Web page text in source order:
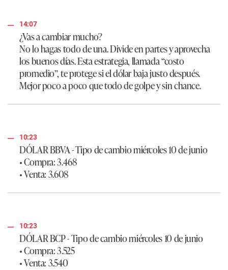
14:07
¿Vas a cambiar mucho?
No lo hagas todo de una. Divide en partes y aprovecha
los buenos días. Esta estrategia, llamada “costo
promedio”, te protege si el dólar baja justo después.
Mejor poco a poco que todo de golpe y sin chance.
10:23
DÓLAR BBVA - Tipo de cambio miércoles 10 de junio
• Compra: 3.468
• Venta: 3.608
10:23
DÓLAR BCP - Tipo de cambio miércoles 10 de junio
• Compra: 3.525
• Venta: 3.540